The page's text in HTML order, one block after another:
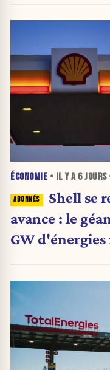
ÉCONOMIE • IL Y A 6 JOURS
Shell se
avance : le
GW